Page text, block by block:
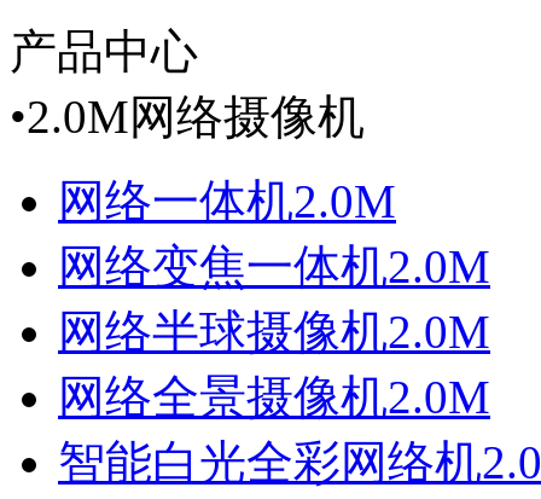
产品中心
•2.0M网络摄像机
网络一体机2.0M
网络变焦一体机2.0M
网络半球摄像机2.0M
网络全景摄像机2.0M
智能白光全彩网络机